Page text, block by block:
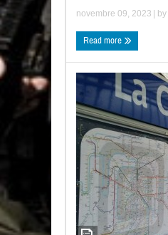
novembre 09, 2023 | by
Read more